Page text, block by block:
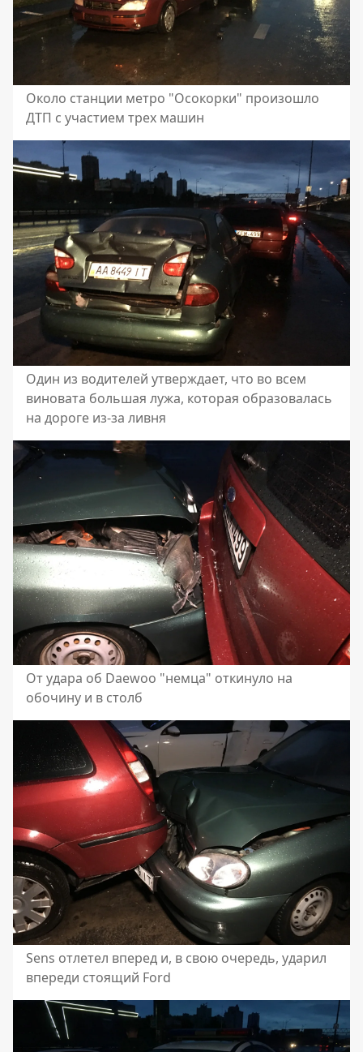
Около станции метро "Осокорки" произошло
ДТП с участием трех машин
Один из водителей утверждает, что во всем
виновата большая лужа, которая образовалась
на дороге из-за ливня
От удара об Daewoo "немца" откинуло на
обочину и в столб
Sens отлетел вперед и, в свою очередь, ударил
впереди стоящий Ford